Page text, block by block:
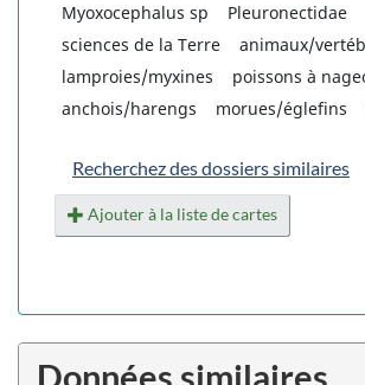
Myoxocephalus sp
Pleuronectidae
sciences de la Terre
animaux/
lamproies/myxines
poissons à
anchois/harengs
morues/églefins
Recherchez des dossiers similaires
Ajouter à la liste de cartes
Données similaires